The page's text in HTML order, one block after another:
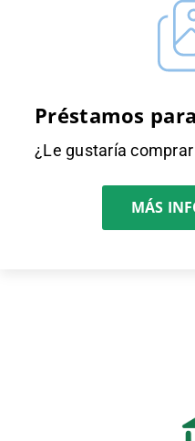
Préstamos
¿Le gustaría
MÁS